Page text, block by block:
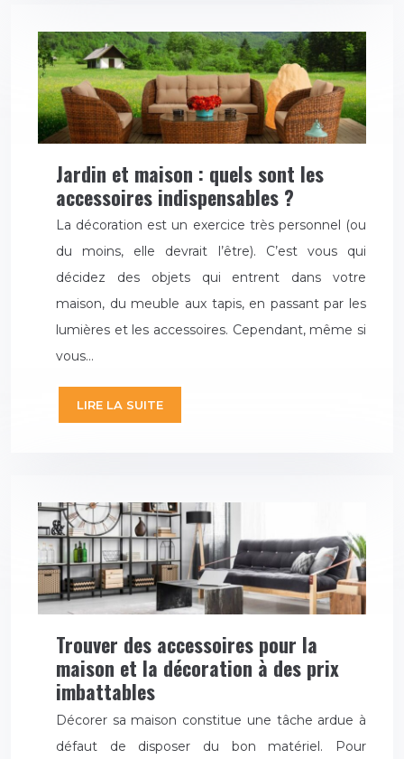
Jardin et maison : quels sont les
accessoires indispensables ?
La décoration est un exercice très personnel (ou
du moins, elle devrait l’être). C’est vous qui
décidez des objets qui entrent dans votre
maison, du meuble aux tapis, en passant par les
lumières et les accessoires. Cependant, même si
vous…
LIRE LA SUITE
Trouver des accessoires pour la
maison et la décoration à des prix
imbattables
Décorer sa maison constitue une tâche ardue à
défaut de disposer du bon matériel. Pour